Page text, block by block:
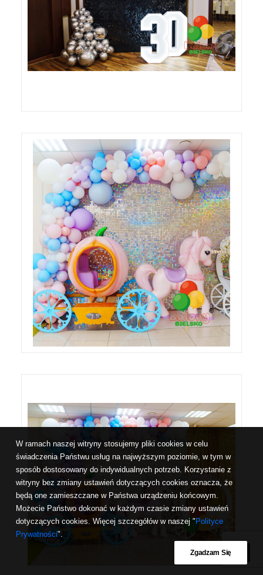
W ramach naszej witryny stosujemy pliki cookies w celu
świadczenia Państwu usług na najwyższym poziomie, w tym w
sposób dostosowany do indywidualnych potrzeb. Korzystanie z
witryny bez zmiany ustawień dotyczących cookies oznacza, że
będą one zamieszczane w Państwa urządzeniu końcowym.
Możecie Państwo dokonać w każdym czasie zmiany ustawień
dotyczących cookies. Więcej szczegółów w naszej " Polityce
Prywatności".
Zgadzam Się